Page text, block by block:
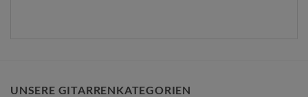
UNSERE GITARRENKATEGORIEN